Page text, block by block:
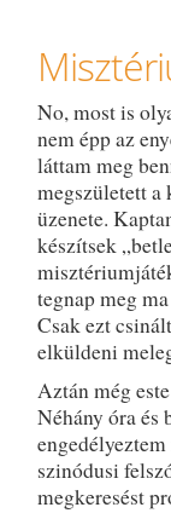
No, most is
nem épp az
láttam meg
megszületett a
üzenete.
készítsek
tegnap meg
Csak ezt
elküldeni
Aztán még
Néhány óra és
szinódusi
megkeresést